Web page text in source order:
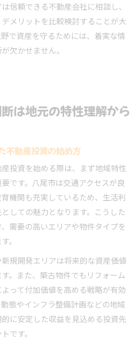
信頼できる不動産会社に相談し、
メリットを比較検討することが大
で資産を守るためには、着実な情
欠かせません。
は地元の特性理解から
不動産投資の始め方
投資を始める際は、まず地域特性
です。八尾市は交通アクセスが良
機関も充実しているため、生活利
しての魅力となります。こうした
需要の高いエリアや物件タイプを
。
規開発エリアは将来的な資産価値
。また、築古物件でもリフォーム
って付加価値を高める戦略が有効
態やインフラ整備計画などの地域
に安定した収益を見込める投資先
です。